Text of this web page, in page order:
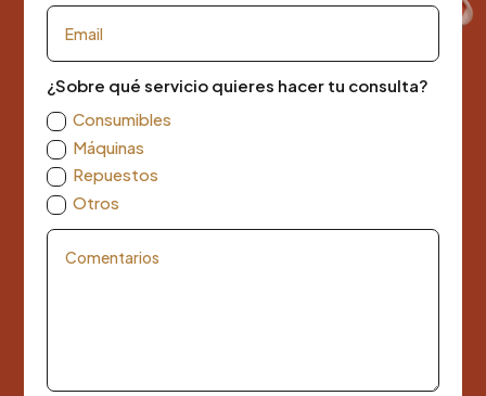
¿Sobre qué servicio quieres hacer tu consulta?
Consumibles
Máquinas
Repuestos
Otros